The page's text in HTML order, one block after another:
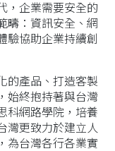
，企業需要安全的
疇：資訊安全、網
驗協助企業持續創
的產品、打造客製
始終抱持著與台灣
科網路學院，培養
灣更致力於建立人
為台灣各行各業實